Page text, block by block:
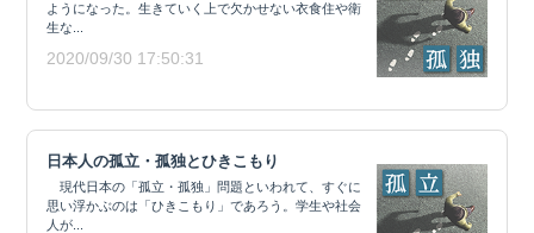
ようになった。生きていく上で欠かせない衣食住や衛
生な...
2020/09/30 17:50:31
日本人の孤立・孤独とひきこもり
現代日本の「孤立・孤独」問題といわれて、すぐに
思い浮かぶのは「ひきこもり」であろう。学生や社会
人が...